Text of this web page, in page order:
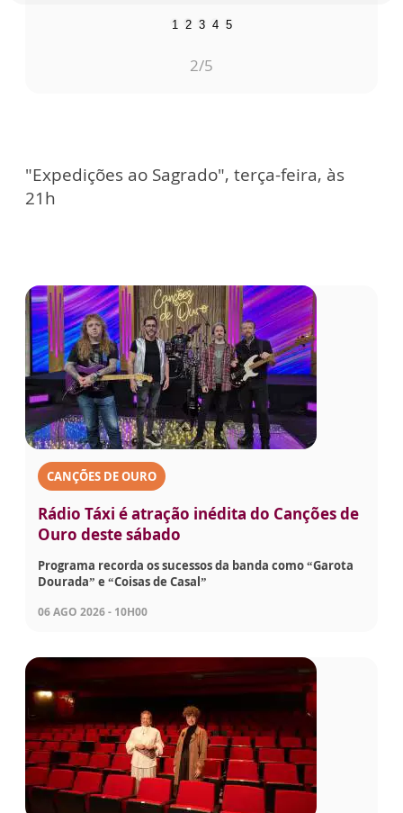
1 2 3 4 5
2/5
"Expedições ao Sagrado", terça-feira, às
21h
CANÇÕES DE OURO
Rádio Táxi é atração inédita do Canções de
Ouro deste sábado
Programa recorda os sucessos da banda como “Garota
Dourada” e “Coisas de Casal”
06 AGO 2026 - 10H00